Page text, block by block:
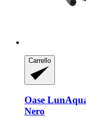
Carrello
Oase
Nero